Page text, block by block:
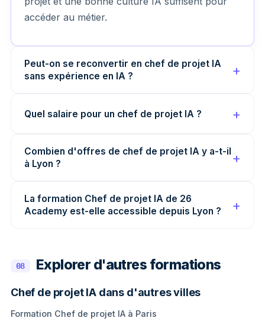
accéder au métier.
Peut-on se reconvertir en chef de projet IA
sans expérience en IA ?
Quel salaire pour un chef de projet IA ?
Combien d'offres de chef de projet IA y a-t-il
à Lyon ?
La formation Chef de projet IA de 26
Academy est-elle accessible depuis Lyon ?
08 Explorer d'autres formations
Chef de projet IA dans d'autres villes
Formation Chef de projet IA à Paris